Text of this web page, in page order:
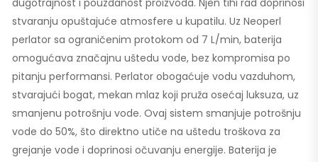
dugotrajnost i pouzdanost proizvoda. Njen tihi rad doprinosi
stvaranju opuštajuće atmosfere u kupatilu. Uz Neoperl
perlator sa ograničenim protokom od 7 L/min, baterija
omogućava značajnu uštedu vode, bez kompromisa po
pitanju performansi. Perlator obogaćuje vodu vazduhom,
stvarajući bogat, mekan mlaz koji pruža osećaj luksuza, uz
smanjenu potrošnju vode. Ovaj sistem smanjuje potrošnju
vode do 50%, što direktno utiče na uštedu troškova za
grejanje vode i doprinosi očuvanju energije. Baterija je